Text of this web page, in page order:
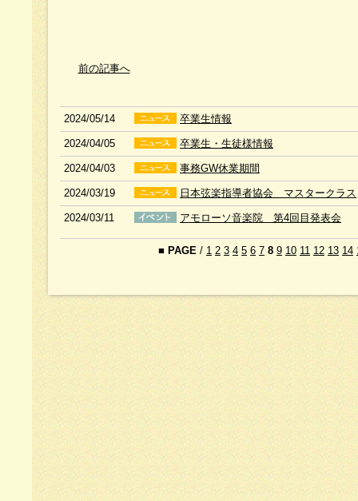
前の記事へ
2024/05/14 卒業生情報
2024/04/05 卒業生・生徒様情報
2024/04/03 事務GW休業期間
2024/03/19 日本弦楽指導者協会 マスタークラス
2024/03/11 アモローソ音楽院 第4回目発表会
■ PAGE / 1 2 3 4 5 6 7 8 9 10 11 12 13 14